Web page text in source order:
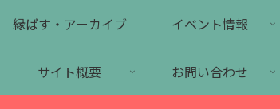
縁ぱす・アーカイブ イベント情報
サイト概要 お問い合わせ